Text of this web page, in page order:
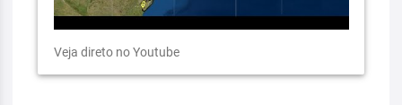
Veja direto no Youtube